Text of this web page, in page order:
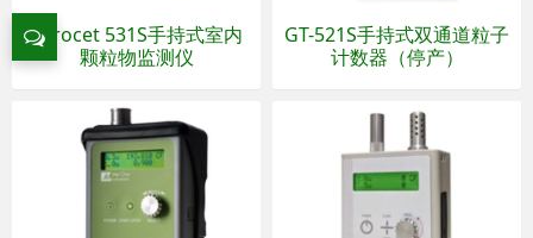
Aerocet 531S手持式室内
颗粒物监测仪
GT-521S手持式双通道粒子
计数器（停产）